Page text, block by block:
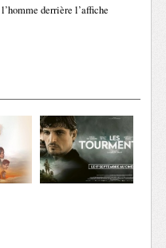
derrière l’affiche